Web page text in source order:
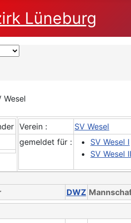
Lüneburg
Wesel
Verein :
SV Wesel
gemeldet für :
SV Wesel I
SV Wesel
DWZ